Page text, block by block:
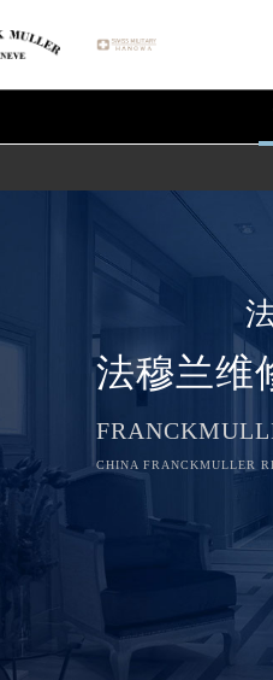
法穆兰维
CHINA FRANCKMULLER
2026年8月法穆兰中国区售后服